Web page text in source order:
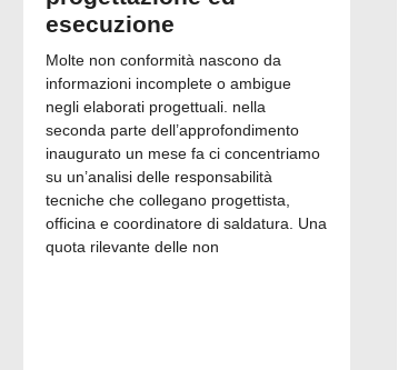
esecuzione
Molte non conformità nascono da
informazioni incomplete o ambigue
negli elaborati progettuali. nella
seconda parte dell’approfondimento
inaugurato un mese fa ci concentriamo
su un’analisi delle responsabilità
tecniche che collegano progettista,
officina e coordinatore di saldatura. Una
quota rilevante delle non